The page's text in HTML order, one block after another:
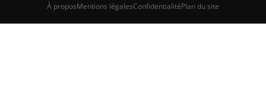
À proposMentions légalesConfidentialitéPlan du site